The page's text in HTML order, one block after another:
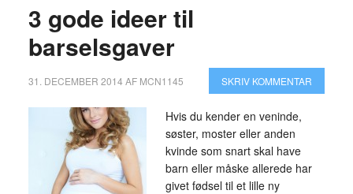
3 gode ideer til
barselsgaver
31. DECEMBER 2014 AF MCN1145 SKRIV KOMMENTAR
Hvis du kender en veninde,
søster, moster eller anden
kvinde som snart skal have
barn eller måske allerede har
givet fødsel til et lille ny